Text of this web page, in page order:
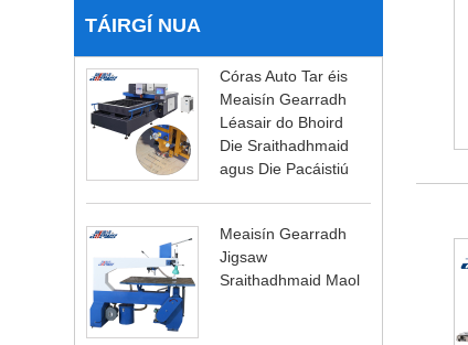
TÁIRGÍ NUA
Córas Auto Tar éis
Meaisín Gearradh
Léasair do Bhoird
Die Sraithadhmaid
agus Die Pacáistiú
Meaisín Gearradh
Jigsaw
Sraithadhmaid Maol